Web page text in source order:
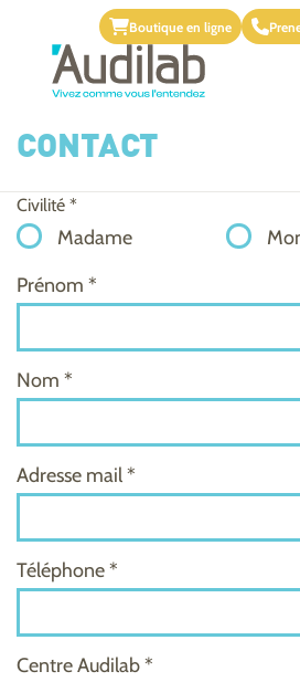
Boutique en ligne
CONTACT
Civilité *
Madame
Prénom *
Nom *
Adresse mail *
Téléphone *
Centre Audilab *